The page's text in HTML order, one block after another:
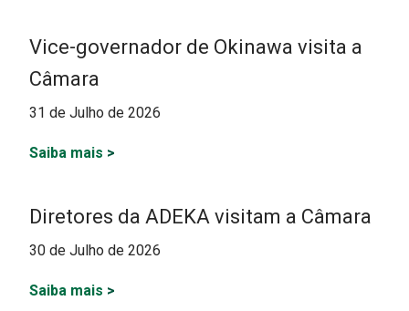
Vice-governador de Okinawa visita a
Câmara
31 de Julho de 2026
Saiba mais >
Diretores da ADEKA visitam a Câmara
30 de Julho de 2026
Saiba mais >